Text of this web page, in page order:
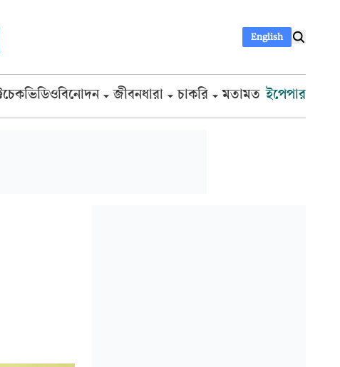
English
ভিডিওবিনোদন জীবনধারা চাকরি মতামত ইপেপার